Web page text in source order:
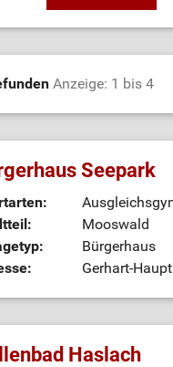
Anzeige: 1 bis 4
Seepark
Mooswald
Bürgerhaus
Gerhart-
Haslach